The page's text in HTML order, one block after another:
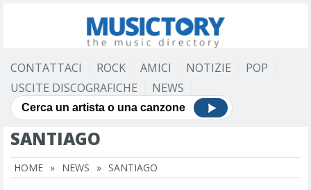
CONTATTACI ROCK AMICI NOTIZIE
POP
USCITE DISCOGRAFICHE
NEWS
SANTIAGO
HOME » NEWS » SANTIAGO